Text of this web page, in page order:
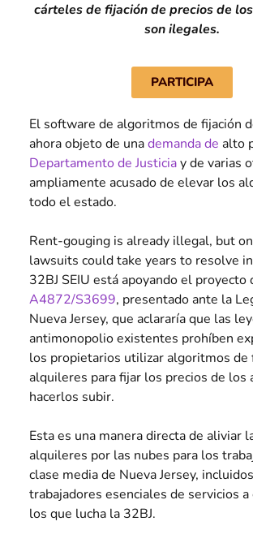
cárteles de fijación de precios de
son ilegales.
PARTICIPA
El software de algoritmos de fijación
ahora objeto de unademanda de alto
Departamento de Justiciay de varias
ampliamente acusado de elevar los
todo el estado.
Rent-gouging is already illegal, but
lawsuits could take years to resolve
32BJ SEIU está apoyando el proyecto
A4872/S3699, presentado ante la
Nueva Jersey, que aclararía que las
antimonopolio existentes prohíben
los propietarios utilizar algoritmos de
alquileres para fijar los precios de los
hacerlos subir.
Esta es una manera directa de aliviar
alquileres por las nubes para los
clase media de Nueva Jersey,
trabajadores esenciales de servicios
los que lucha la 32BJ.